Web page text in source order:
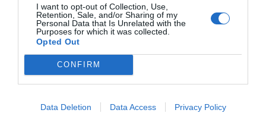
I want to opt-out of Collection, Use,
Retention, Sale, and/or Sharing of my
Personal Data that Is Unrelated with the
Purposes for which it was collected.
Opted Out
CONFIRM
Data Deletion Data Access Privacy Policy
No perdamos el norte: la emigración es